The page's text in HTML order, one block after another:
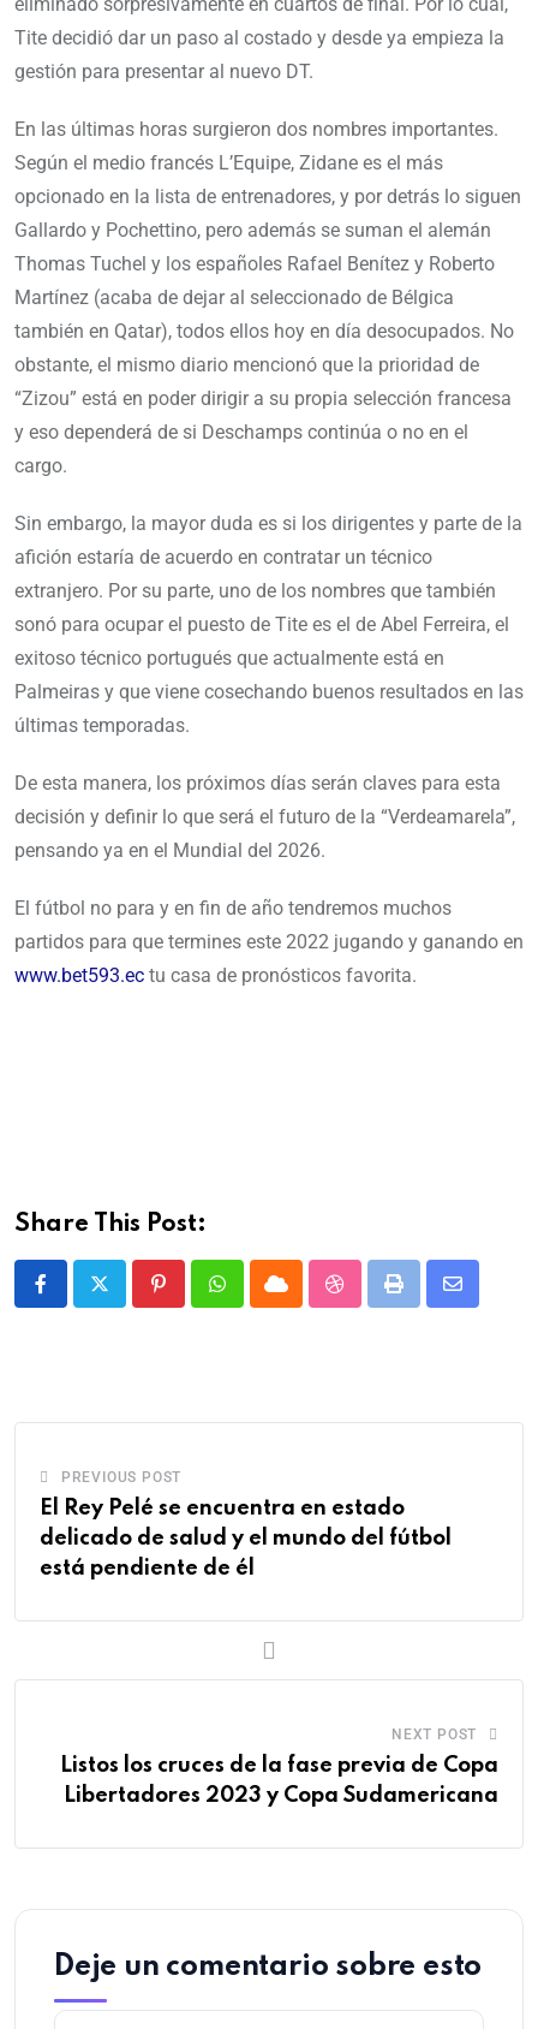
eliminado sorpresivamente en cuartos de final. Por lo cual,
Tite decidió dar un paso al costado y desde ya empieza la
gestión para presentar al nuevo DT.
En las últimas horas surgieron dos nombres importantes.
Según el medio francés L’Equipe, Zidane es el más
opcionado en la lista de entrenadores, y por detrás lo siguen
Gallardo y Pochettino, pero además se suman el alemán
Thomas Tuchel y los españoles Rafael Benítez y Roberto
Martínez (acaba de dejar al seleccionado de Bélgica
también en Qatar), todos ellos hoy en día desocupados. No
obstante, el mismo diario mencionó que la prioridad de
“Zizou” está en poder dirigir a su propia selección francesa
y eso dependerá de si Deschamps continúa o no en el
cargo.
Sin embargo, la mayor duda es si los dirigentes y parte de la
afición estaría de acuerdo en contratar un técnico
extranjero. Por su parte, uno de los nombres que también
sonó para ocupar el puesto de Tite es el de Abel Ferreira, el
exitoso técnico portugués que actualmente está en
Palmeiras y que viene cosechando buenos resultados en las
últimas temporadas.
De esta manera, los próximos días serán claves para esta
decisión y definir lo que será el futuro de la “Verdeamarela”,
pensando ya en el Mundial del 2026.
El fútbol no para y en fin de año tendremos muchos
partidos para que termines este 2022 jugando y ganando en
www.bet593.ec tu casa de pronósticos favorita.
Share This Post:
PREVIOUS POST
El Rey Pelé se encuentra en estado
delicado de salud y el mundo del fútbol
está pendiente de él
NEXT POST
Listos los cruces de la fase previa de Copa
Libertadores 2023 y Copa Sudamericana
Deje un comentario sobre esto